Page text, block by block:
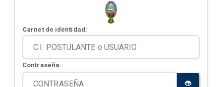
Carnet de identidad:
Contraseña: